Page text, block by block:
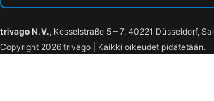
trivago N.V., Kesselstraße 5 – 7, 40221 Düsseldorf,
Copyright 2026 trivago | Kaikki oikeudet pidätetään.